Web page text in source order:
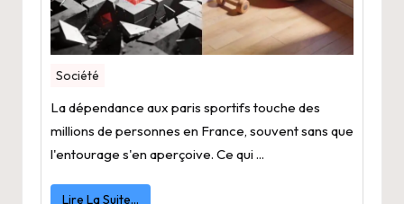
Société
La dépendance aux paris sportifs touche des
millions de personnes en France, souvent sans que
l'entourage s'en aperçoive. Ce qui ...
Lire La Suite…